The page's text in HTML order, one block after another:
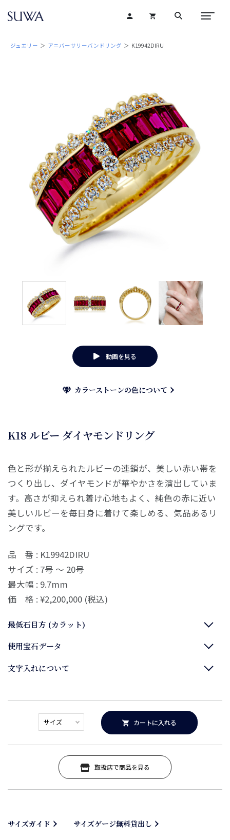
ジュエリー ＞ アニバーサリーバンドリング ＞ K19942DIRU
動画を見る
カラーストーンの色について
K18 ルビー ダイヤモンドリング
色と形が揃えられたルビーの連鎖が、美しい赤い帯を
つくり出し、ダイヤモンドが華やかさを演出していま
す。高さが抑えられ着け心地もよく、純色の赤に近い
美しいルビーを毎日身に着けて楽しめる、気品あるリ
ングです。
品 番 : K19942DIRU
サイズ : 7号 〜 20号
最大幅 : 9.7mm
価 格 : ¥2,200,000 (税込)
最低石目方 (カラット)
使用宝石データ
文字入れについて
カートに入れる
取扱店で商品を見る
サイズガイド サイズゲージ無料貸出し